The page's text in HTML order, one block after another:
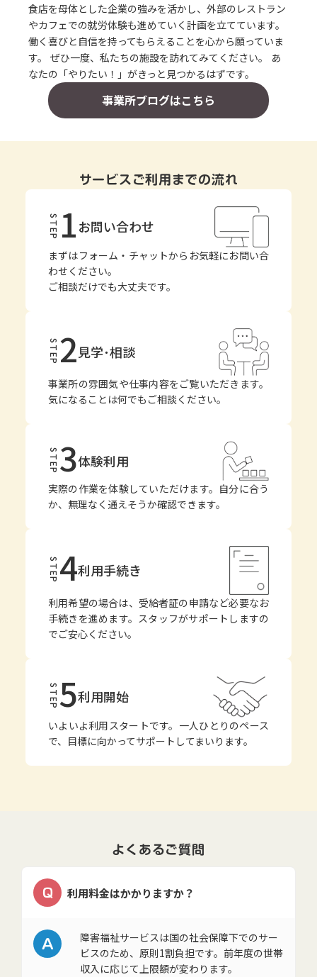
食店を母体とした企業の強みを活かし、外部のレストラン
やカフェでの就労体験も進めていく計画を立てています。
働く喜びと自信を持ってもらえることを心から願っていま
す。 ぜひ一度、私たちの施設を訪れてみてください。 あ
なたの「やりたい！」がきっと見つかるはずです。
事業所ブログはこちら
サービスご利用までの流れ
STEP 1お問い合わせ
まずはフォーム・チャットからお気軽にお問い合
わせください。
ご相談だけでも大丈夫です。
STEP2見学･相談
事業所の雰囲気や仕事内容をご覧いただきます。
気になることは何でもご相談ください。
STEP3体験利用
実際の作業を体験していただけます。自分に合う
か、無理なく通えそうか確認できます。
STEP4利用手続き
利用希望の場合は、受給者証の申請など必要なお
手続きを進めます。スタッフがサポートしますの
でご安心ください。
STEP5利用開始
いよいよ利用スタートです。一人ひとりのペース
で、目標に向かってサポートしてまいります。
よくあるご質問
Q
利用料金はかかりますか？
A
障害福祉サービスは国の社会保障下でのサー
ビスのため、原則1割負担です。前年度の世帯
収入に応じて上限額が変わります。